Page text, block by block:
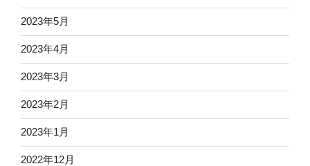
2023年5月
2023年4月
2023年3月
2023年2月
2023年1月
2022年12月